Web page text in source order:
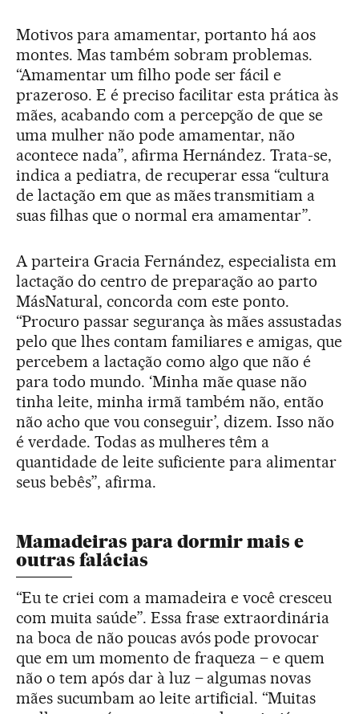
Motivos para amamentar, portanto há aos
montes. Mas também sobram problemas.
“Amamentar um filho pode ser fácil e
prazeroso. E é preciso facilitar esta prática às
mães, acabando com a percepção de que se
uma mulher não pode amamentar, não
acontece nada”, afirma Hernández. Trata-se,
indica a pediatra, de recuperar essa “cultura
de lactação em que as mães transmitiam a
suas filhas que o normal era amamentar”.
A parteira Gracia Fernández, especialista em
lactação do centro de preparação ao parto
MásNatural, concorda com este ponto.
“Procuro passar segurança às mães assustadas
pelo que lhes contam familiares e amigas, que
percebem a lactação como algo que não é
para todo mundo. ‘Minha mãe quase não
tinha leite, minha irmã também não, então
não acho que vou conseguir’, dizem. Isso não
é verdade. Todas as mulheres têm a
quantidade de leite suficiente para alimentar
seus bebês”, afirma.
Mamadeiras para dormir mais e
outras falácias
“Eu te criei com a mamadeira e você cresceu
com muita saúde”. Essa frase extraordinária
na boca de não poucas avós pode provocar
que em um momento de fraqueza – e quem
não o tem após dar à luz – algumas novas
mães sucumbam ao leite artificial. “Muitas